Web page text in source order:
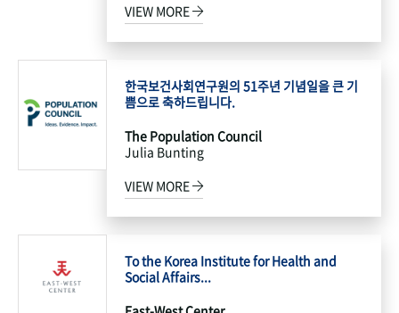
VIEW MORE
한국보건사회연구원의 51주년 기념일을 큰 기
쁨으로 축하드립니다.
The Population Council
Julia Bunting
VIEW MORE
To the Korea Institute for Health and
Social Affairs...